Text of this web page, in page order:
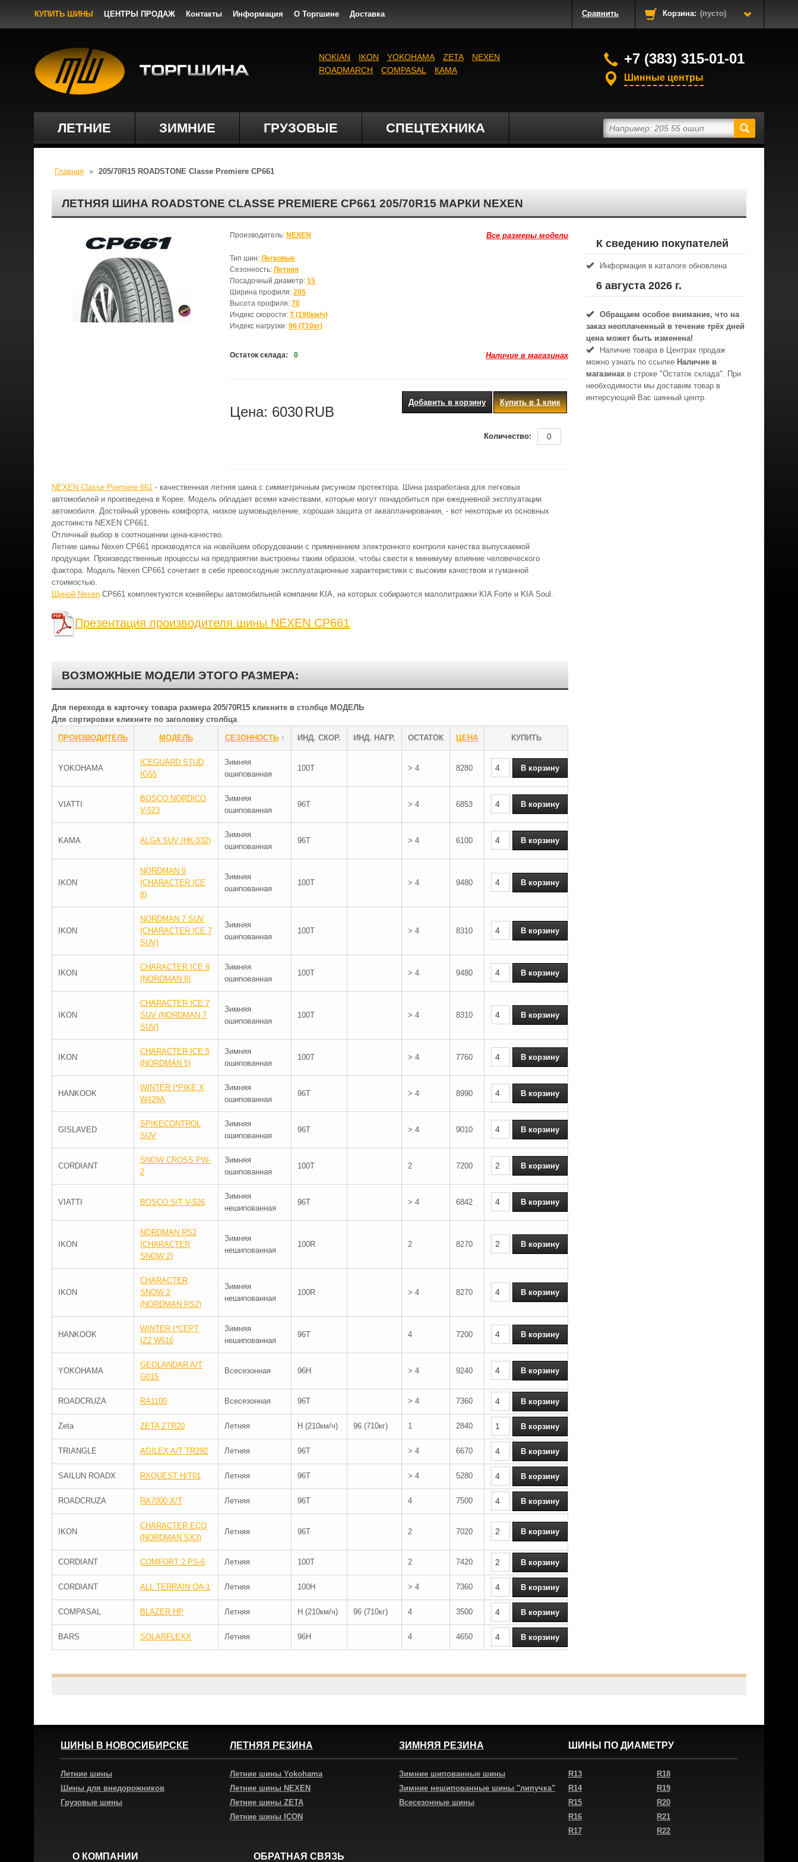
КУПИТЬ ШИНЫ ЦЕНТРЫ ПРОДАЖ Контакты Информация О Торгшине Доставка Сравнить Корзина: (пусто)
ЛЕТНИЕ ЗИМНИЕ ГРУЗОВЫЕ СПЕЦТЕХНИКА
NOKIAN IKON YOKOHAMA ZETA
NEXEN
ROADMARCH
COMPASAL КАМА
+7 (383) 315-01-01
Шинные центры
Главная » 205/70R15 ROADSTONE Classe Premiere CP661
ЛЕТНЯЯ ШИНА ROADSTONE CLASSE PREMIERE CP661 205/70R15 МАРКИ NEXEN
Все размеры модели
Производитель: NEXEN
Тип шин: Легковые
Сезонность: Летняя
Посадочный диаметр: 15
Ширина профиля: 205
Высота профиля: 70
Индекс скорости: T (190км/ч)
Индекс нагрузки: 96 (710кг)
Остаток склада: 0 Наличие в магазинах
Цена: 6030RUB
Купить в 1 клик
Добавить в корзину
Количество:
NEXEN Classe Premiere 661 - качественная летняя шина с симметричным рисунком протектора. Шина разработана для легковых
автомобилей и произведена в Корее. Модель обладает всеми качествами, которые могут понадобиться при ежедневной эксплуатации
автомобиля. Достойный уровень комфорта, низкое шумовыделение, хорошая защита от аквапланирования, - вот некоторые из основных
достоинств NEXEN CP661.
Отличный выбор в соотношении цена-качество.
Летние шины Nexen CP661 производятся на новейшем оборудовании с применением электронного контроля качества выпускаемой
продукции. Производственные процессы на предприятии выстроены таким образом, чтобы свести к минимуму влияние человеческого
фактора. Модель Nexen CP661 сочетает в себе превосходные эксплуатационные характеристики с высоким качеством и гуманной
стоимостью.
Шиной Nexen CP661 комплектуются конвейеры автомобильной компании KIA, на которых собираются малолитражки KIA Forte и KIA Soul.
Презентация производителя шины NEXEN CP661
ВОЗМОЖНЫЕ МОДЕЛИ ЭТОГО РАЗМЕРА:
Для перехода в карточку товара размера 205/70R15 кликните в столбце МОДЕЛЬ
Для сортировки кликните по заголовку столбца
ПРОИЗВОДИТЕЛЬ МОДЕЛЬ СЕЗОННОСТЬ↑ ИНД. СКОР. ИНД. НАГР. ОСТАТОК ЦЕНА КУПИТЬ
YOKOHAMA
ICEGUARD STUD
IG55
Зимняя
ошипованная
100T > 4 8280
VIATTI
BOSCO NORDICO
V-523
Зимняя
ошипованная
96T > 4 6853
KAMA ALGA SUV (НК-532)
Зимняя
ошипованная
96T > 4 6100
IKON
NORDMAN 8
(CHARACTER ICE
8)
Зимняя
ошипованная
100T > 4 9480
IKON
NORDMAN 7 SUV
(CHARACTER ICE 7
SUV)
Зимняя
ошипованная
100T > 4 8310
IKON
CHARACTER ICE 8
(NORDMAN 8)
Зимняя
ошипованная
100T > 4 9480
IKON
CHARACTER ICE 7
SUV (NORDMAN 7
SUV)
Зимняя
ошипованная
100T > 4 8310
IKON
CHARACTER ICE 5
(NORDMAN 5)
Зимняя
ошипованная
100T > 4 7760
HANKOOK
WINTER I*PIKE X
W429A
Зимняя
ошипованная
96T > 4 8990
GISLAVED
SPIKECONTROL
SUV
Зимняя
ошипованная
96T > 4 9010
CORDIANT
SNOW CROSS PW-
2
Зимняя
ошипованная
100T 2 7200
VIATTI BOSCO S/T V-526
Зимняя
нешипованная
96T > 4 6842
IKON
NORDMAN RS2
(CHARACTER
SNOW 2)
Зимняя
нешипованная
100R 2 8270
IKON
CHARACTER
SNOW 2
(NORDMAN RS2)
Зимняя
нешипованная
100R > 4 8270
HANKOOK
WINTER I*CEPT
IZ2 W616
Зимняя
нешипованная
96T 4 7200
YOKOHAMA
GEOLANDAR A/T
G015
Всесезонная 96H > 4 9240
ROADCRUZA RA1100 Всесезонная 96T > 4 7360
Zeta ZETA ZTR20 Летняя H (210км/ч) 96 (710кг) 1 2840
TRIANGLE AGILEX A/T TR292 Летняя 96T > 4 6670
SAILUN ROADX RXQUEST H/T01 Летняя 96T > 4 5280
ROADCRUZA RA7000 X/T Летняя 96T 4 7500
IKON
CHARACTER ECO
(NORDMAN SX3)
Летняя 96T 2 7020
CORDIANT COMFORT 2 PS-6 Летняя 100T 2 7420
CORDIANT ALL TERRAIN OA-1 Летняя 100H > 4 7360
COMPASAL BLAZER HP Летняя H (210км/ч) 96 (710кг) 4 3500
BARS SOLARFLEXX Летняя 96H 4 4650
К сведению покупателей
Информация в каталоге обновлена
6 августа 2026 г.
Обращаем особое внимание, что на
заказ неоплаченный в течениe трёх дней
цена может быть изменена!
Наличие товара в Центрах продаж
можно узнать по ссылке Наличие в
магазинах в строке "Остаток склада". При
необходимости мы доставим товар в
интерсующий Вас шинный центр.
ШИНЫ В НОВОСИБИРСКЕ
Летние шины
Шины для внедорожников
Грузовые шины
ЛЕТНЯЯ РЕЗИНА
Летние шины Yokohama
Летние шины NEXEN
Летние шины ZETA
Летние шины ICON
ЗИМНЯЯ РЕЗИНА
Зимние шипованные шины
Зимние нешипованные шины "липучка"
Всесезонные шины
ШИНЫ ПО ДИАМЕТРУ
R13
R14
R15
R16
R17
R18
R19
R20
R21
R22
О КОМПАНИИ ОБРАТНАЯ СВЯЗЬ